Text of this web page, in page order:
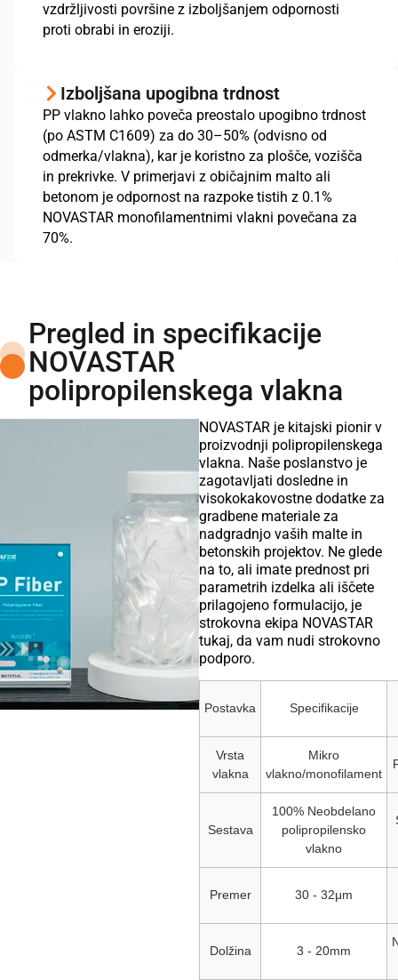
vzdržljivosti površine z izboljšanjem odpornosti
proti obrabi in eroziji.
Izboljšana upogibna trdnost
PP vlakno lahko poveča preostalo upogibno trdnost
(po ASTM C1609) za do 30–50% (odvisno od
odmerka/vlakna), kar je koristno za plošče, vozišča
in prekrivke. V primerjavi z običajnim malto ali
betonom je odpornost na razpoke tistih z 0.1%
NOVASTAR monofilamentnimi vlakni povečana za
70%.
Pregled in specifikacije
NOVASTAR
polipropilenskega vlakna
NOVASTAR je kitajski pionir v
proizvodnji polipropilenskega
vlakna. Naše poslanstvo je
zagotavljati dosledne in
visokokakovostne dodatke za
gradbene materiale za
nadgradnjo vaših malte in
betonskih projektov. Ne glede
na to, ali imate prednost pri
parametrih izdelka ali iščete
prilagojeno formulacijo, je
strokovna ekipa NOVASTAR
tukaj, da vam nudi strokovno
podporo.
Postavka Specifikacije
Vrsta
vlakna
Mikro
vlakno/monofilament
Sestava
100% Neobdelano
polipropilensko
vlakno
Premer 30 - 32μm
Dolžina 3 - 20mm